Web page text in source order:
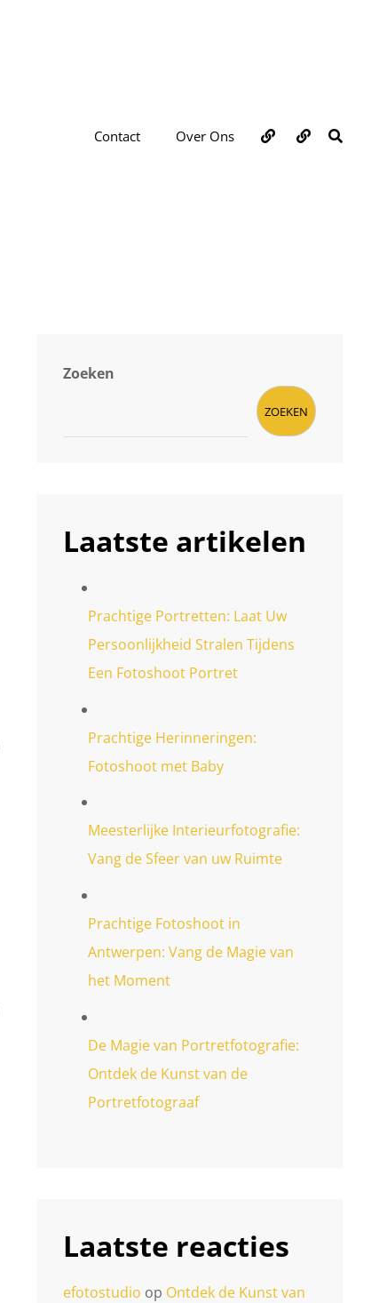
Contact Over Ons Over
ons
Contact
Zoeken
ZOEKEN
Laatste artikelen
Prachtige Portretten: Laat Uw
Persoonlijkheid Stralen Tijdens
Een Fotoshoot Portret
Prachtige Herinneringen:
Fotoshoot met Baby
Meesterlijke Interieurfotografie:
Vang de Sfeer van uw Ruimte
Prachtige Fotoshoot in
Antwerpen: Vang de Magie van
het Moment
De Magie van Portretfotografie:
Ontdek de Kunst van de
Portretfotograaf
Laatste reacties
efotostudio op Ontdek de Kunst van